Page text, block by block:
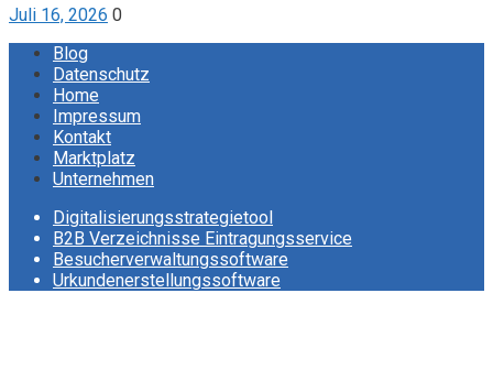
Juli 16, 2026 0
Blog
Datenschutz
Home
Impressum
Kontakt
Marktplatz
Unternehmen
Digitalisierungsstrategietool
B2B Verzeichnisse Eintragungsservice
Besucherverwaltungssoftware
Urkundenerstellungssoftware